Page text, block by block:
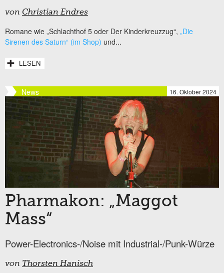
von Christian Endres
Romane wie „Schlachthof 5 oder Der Kinderkreuzzug“, „Die
Sirenen des Saturn“ (im Shop) und...
LESEN
News 16. Oktober 2024
Pharmakon: „Maggot
Mass“
Power-Electronics-/Noise mit Industrial-/Punk-Würze
von Thorsten Hanisch